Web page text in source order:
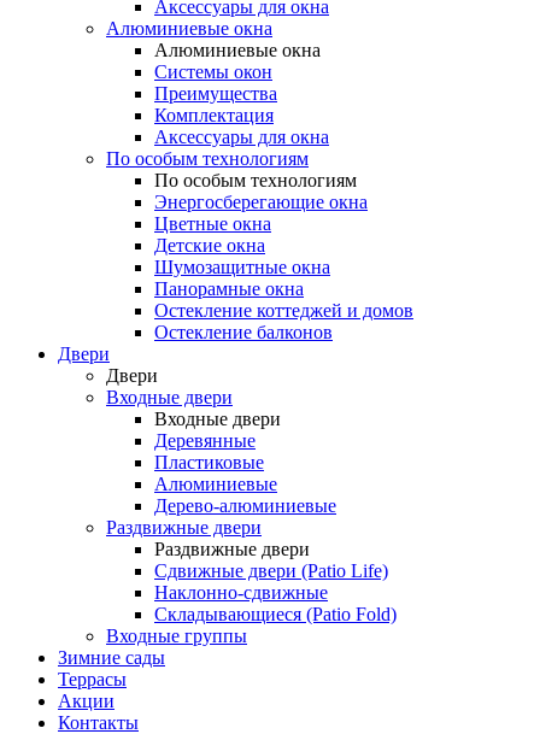
Аксессуары для окна
Алюминиевые окна
Алюминиевые окна
Системы окон
Преимущества
Комплектация
Аксессуары для окна
По особым технологиям
По особым технологиям
Энергосберегающие окна
Цветные окна
Детские окна
Шумозащитные окна
Панорамные окна
Остекление коттеджей и домов
Остекление балконов
Двери
Двери
Входные двери
Входные двери
Деревянные
Пластиковые
Алюминиевые
Дерево-алюминиевые
Раздвижные двери
Раздвижные двери
Сдвижные двери (Patio Life)
Наклонно-сдвижные
Складывающиеся (Patio Fold)
Входные группы
Зимние сады
Террасы
Акции
Контакты